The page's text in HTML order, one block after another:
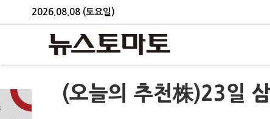
2026.08.08 (토요일)
(오늘의 추천株)23일